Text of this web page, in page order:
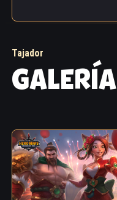
Tajador
GALERÍA